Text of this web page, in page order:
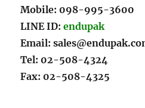
Mobile: 098-995-3600
LINE ID:endupak
Email:
Tel: 02-508-4324
Fax: 02-508-4325